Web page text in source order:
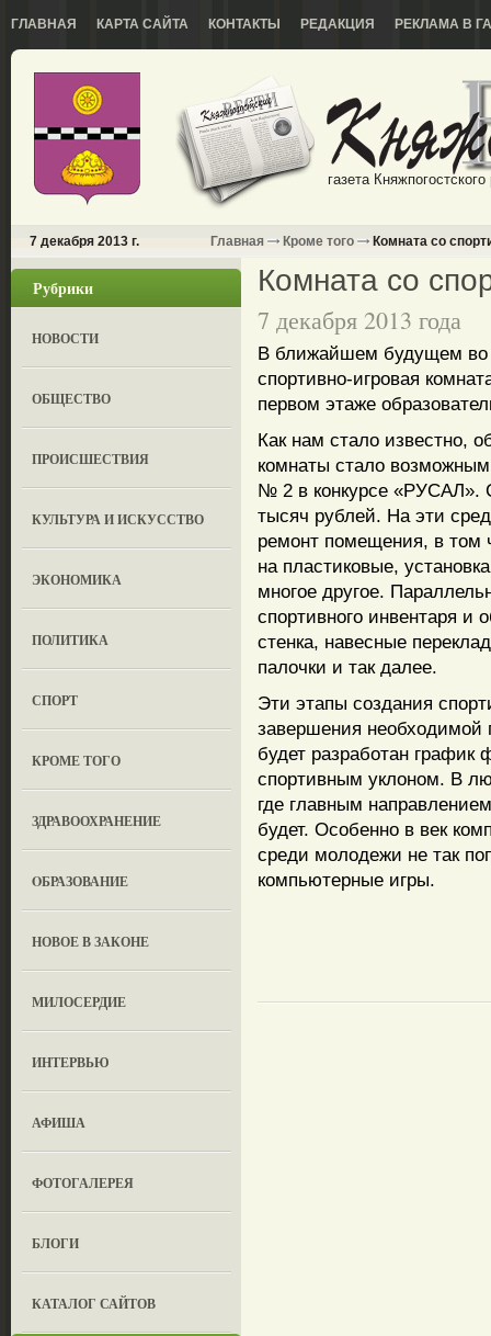
ГЛАВНАЯ КАРТА САЙТА КОНТАКТЫ РЕДАКЦИЯ РЕКЛАМА В
газета
7 декабря 2013 г. Главная Кроме того Комната со
Рубрики
НОВОСТИ
ОБЩЕСТВО
ПРОИСШЕСТВИЯ
КУЛЬТУРА И ИСКУССТВО
ЭКОНОМИКА
ПОЛИТИКА
СПОРТ
КРОМЕ ТОГО
ЗДРАВООХРАНЕНИЕ
OБРАЗОВАНИЕ
НОВОЕ В ЗАКОНЕ
МИЛОСЕРДИЕ
ИНТЕРВЬЮ
АФИША
ФОТОГАЛЕРЕЯ
БЛОГИ
КАТАЛОГ САЙТОВ
Комната со
7 декабря 2013 года
В ближайшем будущем во
спортивно-игровая
первом этаже
Как нам стало известно,
комнаты стало
№ 2 в конкурсе «РУСАЛ».
тысяч рублей. На эти
ремонт помещения, в том
на пластиковые,
многое другое.
спортивного инвентаря и
стенка, навесные
палочки и так далее.
Эти этапы создания
завершения необходимой
будет разработан график
спортивным уклоном. В
где главным
будет. Особенно в век
среди молодежи не так
компьютерные игры.